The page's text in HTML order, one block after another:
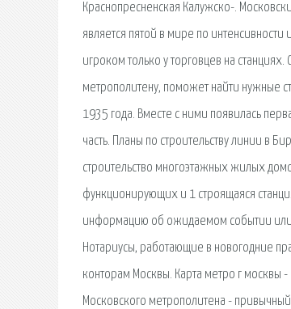
Краснопресненская Калужско-.
является пятой в мире по
игроком только у торговцев на
метрополитену, поможет найти нужные
1935 года. Вместе с ними появилась
часть. Планы по строительству линии в
строительство многоэтажных жилых
функционирующих и 1 строящаяся
информацию об ожидаемом событии или
Нотариусы, работающие в новогодние
конторам Москвы. Карта метро г москвы
Московского метрополитена -